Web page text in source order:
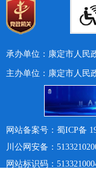
承办单位：康定市人民
主办单位：康定市人民
网站备案号：蜀ICP备
川公网安备：
网站标识码：